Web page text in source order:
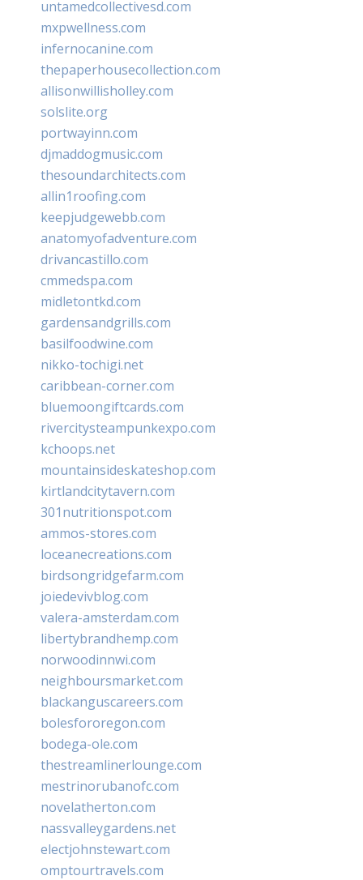
untamedcollectivesd.com
mxpwellness.com
infernocanine.com
thepaperhousecollection.com
allisonwillisholley.com
solslite.org
portwayinn.com
djmaddogmusic.com
thesoundarchitects.com
allin1roofing.com
keepjudgewebb.com
anatomyofadventure.com
drivancastillo.com
cmmedspa.com
midletontkd.com
gardensandgrills.com
basilfoodwine.com
nikko-tochigi.net
caribbean-corner.com
bluemoongiftcards.com
rivercitysteampunkexpo.com
kchoops.net
mountainsideskateshop.com
kirtlandcitytavern.com
301nutritionspot.com
ammos-stores.com
loceanecreations.com
birdsongridgefarm.com
joiedevivblog.com
valera-amsterdam.com
libertybrandhemp.com
norwoodinnwi.com
neighboursmarket.com
blackanguscareers.com
bolesfororegon.com
bodega-ole.com
thestreamlinerlounge.com
mestrinorubanofc.com
novelatherton.com
nassvalleygardens.net
electjohnstewart.com
omptourtravels.com